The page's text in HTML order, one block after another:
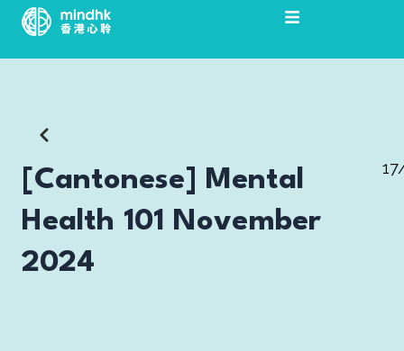
Skip
content
[Cantonese] Mental
Health 101 November
2024